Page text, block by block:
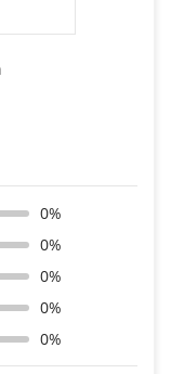
0%
0%
0%
0%
0%